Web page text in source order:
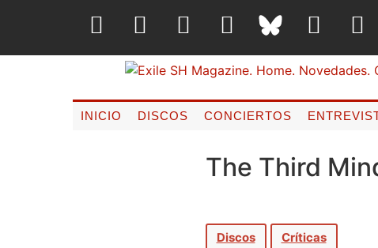
INICIO DISCOS CONCIERTOS
The Third
Discos Críticas